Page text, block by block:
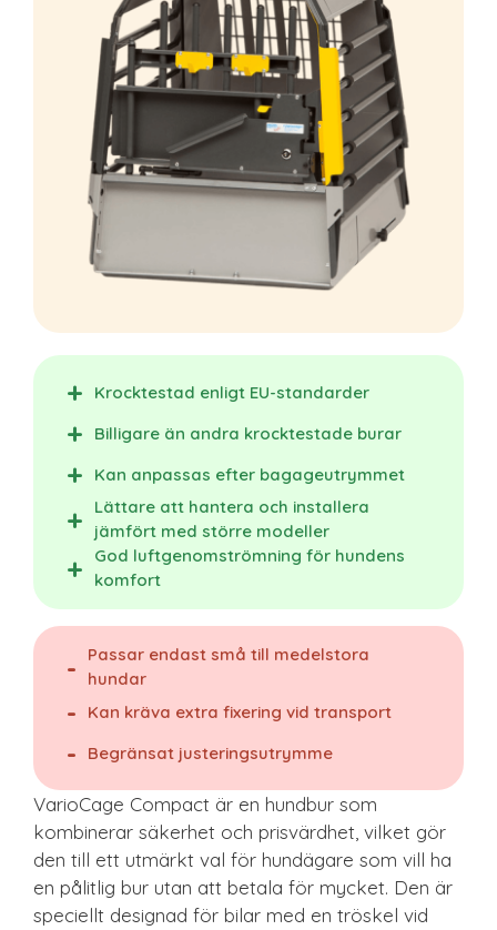
Krocktestad enligt EU-standarder
Billigare än andra krocktestade burar
Kan anpassas efter bagageutrymmet
Lättare att hantera och installera
jämfört med större modeller
God luftgenomströmning för hundens
komfort
Passar endast små till medelstora
hundar
Kan kräva extra fixering vid transport
Begränsat justeringsutrymme
VarioCage Compact är en hundbur som
kombinerar säkerhet och prisvärdhet, vilket gör
den till ett utmärkt val för hundägare som vill ha
en pålitlig bur utan att betala för mycket. Den är
speciellt designad för bilar med en tröskel vid